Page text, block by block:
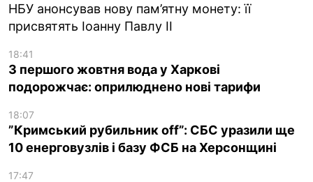
НБУ анонсував нову пам’ятну монету: її
присвятять Іоанну Павлу II
18:41
З першого жовтня вода у Харкові
подорожчає: оприлюднено нові тарифи
18:07
”Кримський рубильник off”: СБС уразили ще
10 енерговузлів і базу ФСБ на Херсонщині
17:47